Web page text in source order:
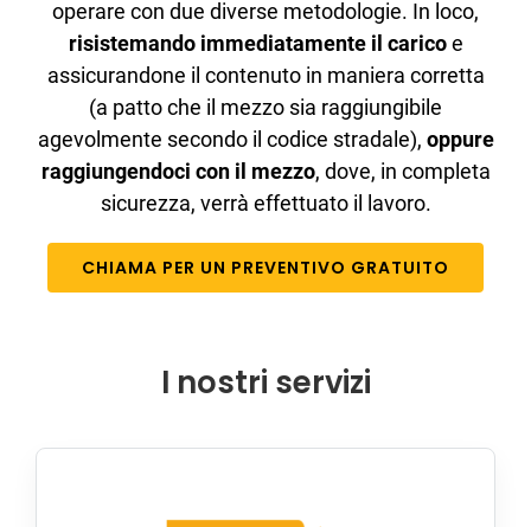
operare con due diverse metodologie. In loco,
risistemando immediatamente il caricoe
assicurandone il contenuto in maniera corretta
(a patto che il mezzo sia raggiungibile
agevolmente secondo il codice stradale), oppure
raggiungendoci con il mezzo, dove, in completa
sicurezza, verrà effettuato il lavoro.
CHIAMA PER UN PREVENTIVO GRATUITO
I nostri servizi